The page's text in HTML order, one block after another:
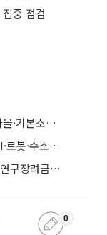
중 점검
최영일 순창군수 취임 한달…“햇빛소득 마을·기본소득으로 청년 머무는 순창 만들 것"
현대차 새만금 9조 투자효과 키우려면…AI·로봇·수소 공공기관 집적화 시급
전북대 이건희 박사과정생, 한국연구재단 연구장려금 선정
0